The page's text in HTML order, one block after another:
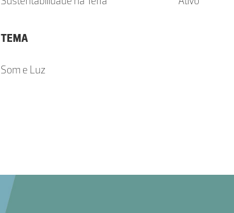
TEMA
Som e Luz